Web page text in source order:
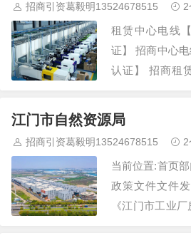
招商引资葛毅明13524678515
租赁中心电线
证】 招商中心
认证】 招商租
项目，恭候您
业==欢迎来电
江门市自然资源局
招商引资葛毅明13524678515
当前位置:首页
政策文件文件
《江门市工业